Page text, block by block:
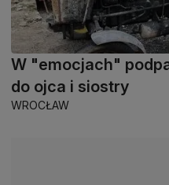
W "emocjach"
do ojca i siostry
WROCŁAW